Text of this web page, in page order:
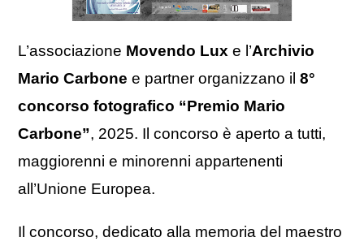
L’associazione Movendo Lux e l’Archivio
Mario Carbone e partner organizzano il 8°
concorso fotografico “Premio Mario
Carbone”, 2025. Il concorso è aperto a tutti,
maggiorenni e minorenni appartenenti
all’Unione Europea.
Il concorso, dedicato alla memoria del maestro